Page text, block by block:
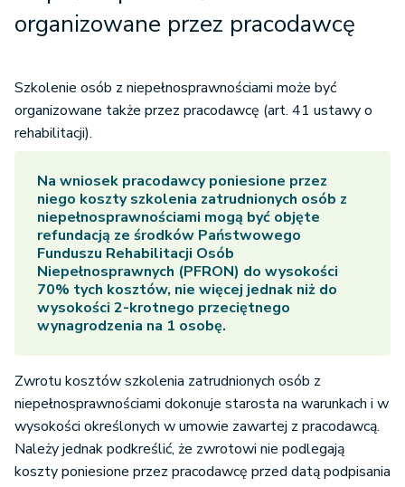
organizowane przez pracodawcę
Szkolenie osób z niepełnosprawnościami może być
organizowane także przez pracodawcę (art. 41 ustawy o
rehabilitacji).
Na wniosek pracodawcy poniesione przez
niego koszty szkolenia zatrudnionych osób z
niepełnosprawnościami mogą być objęte
refundacją ze środków Państwowego
Funduszu Rehabilitacji Osób
Niepełnosprawnych (PFRON) do wysokości
70% tych kosztów, nie więcej jednak niż do
wysokości 2-krotnego przeciętnego
wynagrodzenia na 1 osobę.
Zwrotu kosztów szkolenia zatrudnionych osób z
niepełnosprawnościami dokonuje starosta na warunkach i w
wysokości określonych w umowie zawartej z pracodawcą.
Należy jednak podkreślić, że zwrotowi nie podlegają
koszty poniesione przez pracodawcę przed datą podpisania